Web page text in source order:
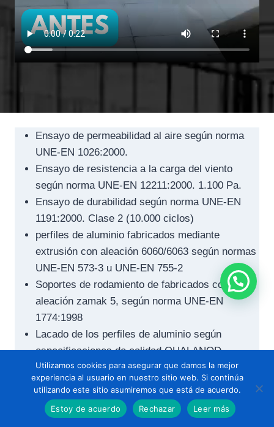
Ensayo de permeabilidad al aire según norma
UNE-EN 1026:2000.
Ensayo de resistencia a la carga del viento
según norma UNE-EN 12211:2000. 1.100 Pa.
Ensayo de durabilidad según norma UNE-EN
1191:2000. Clase 2 (10.000 ciclos)
perfiles de aluminio fabricados mediante
extrusión con aleación 6060/6063 según normas
UNE-EN 573-3 u UNE-EN 755-2
Soportes de rodamiento de fabricados con
aleación zamak 5, según norma UNE-EN
1774:1998
Lacado de los perfiles de aluminio según
especificaciones de calidad QUALANOD
Vidrios de 10mm. de silicato sodocálcico de
seguridad templados térmicamente según norma
UNE-EN 12150-2:2004. dichos vidrios han sido
sometidos a los siguientes ensayos
Utilizamos cookies para asegurar que damos la mejor
experiencia al usuario en nuestro sitio web. Si continúa
utilizando este sitio asumiremos que está de acuerdo.
Estoy de acuerdo
Rechazar Leer más